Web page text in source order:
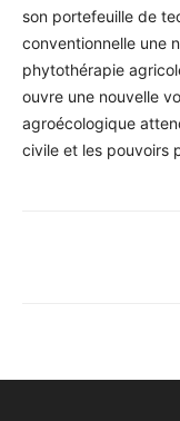
son portefeuille de
conventionnelle une
phytothérapie
ouvre une nouvelle
agroécologique
civile et les pouvoirs